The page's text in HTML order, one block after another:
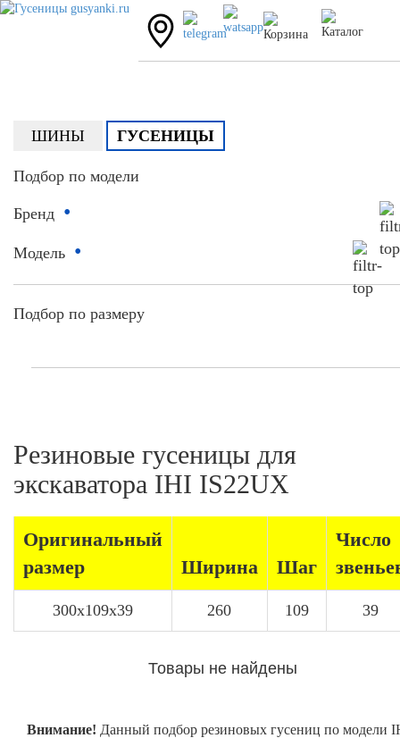
ШИНЫ ГУСЕНИЦЫ
Подбор по модели
Бренд •
Модель •
Подбор по размеру
Резиновые гусеницы для
экскаватора IHI IS22UX
Оригинальный
размер
Ширина Шаг
Число
300x109x39 260 109 39
Товары не найдены
Внимание! Данный подбор резиновых гусениц по модели